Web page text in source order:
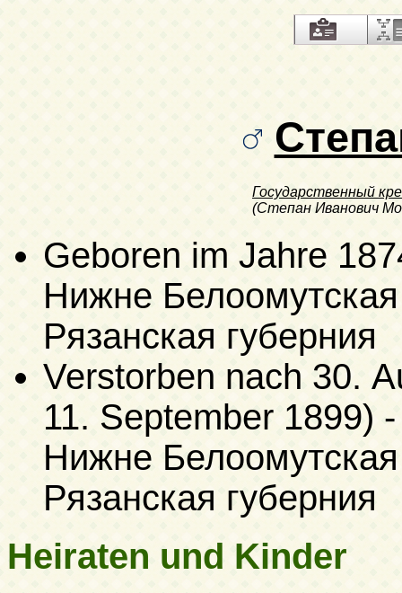
Государственный
(Степан Иванович
Geboren im Jahre
Нижне
Рязанская губерния
Verstorben nach 30.
11. September 1899)
Нижне
Рязанская губерния
Heiraten und Kinder